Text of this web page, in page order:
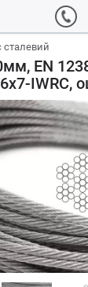
сталевий
EN
IWRC,